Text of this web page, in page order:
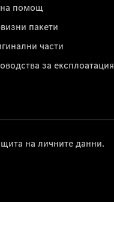
помощ
пакети
части
за експлоатация
на личните данни.